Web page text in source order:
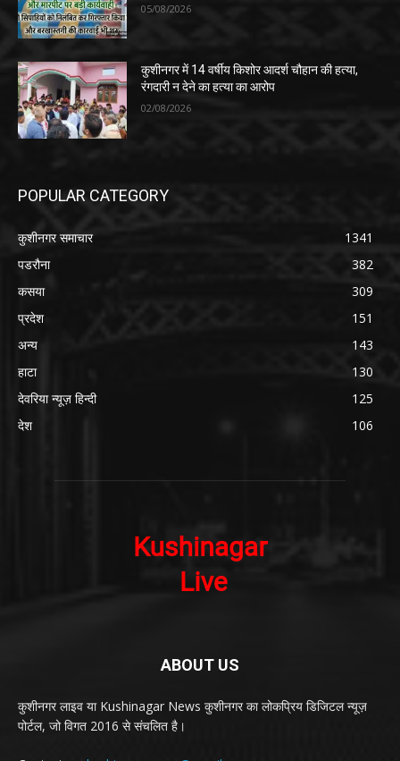
05/08/2026
कुशीनगर में 14 वर्षीय किशोर आदर्श चौहान की हत्या,
रंगदारी न देने का हत्या का आरोप
02/08/2026
POPULAR CATEGORY
कुशीनगर समाचार
1341
पडरौना
382
कसया
309
प्रदेश
151
अन्य
143
हाटा
130
देवरिया न्यूज़ हिन्दी
125
देश
106
ABOUT US
कुशीनगर लाइव या Kushinagar News कुशीनगर का लोकप्रिय डिजिटल न्यूज़
पोर्टल, जो विगत 2016 से संचलित है।